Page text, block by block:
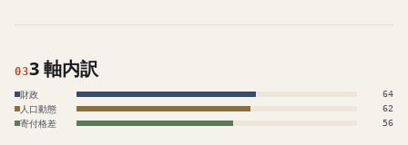
033 軸内訳
財政 64
人口動態 62
寄付格差 56